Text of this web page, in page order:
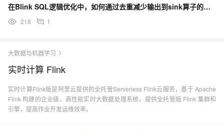
在Blink SQL逻辑优化中，如何通过去重减少输出到sink算子的数据量？
218 1
大数据与机器学习
实时计算 Flink
实时计算Flink版是阿里云提供的全托管Serverless Flink云服务，基于 Apache
Flink 构建的企业级、高性能实时大数据处理系统。提供全托管版 Flink 集群和
引擎，提高作业开发运维效率。